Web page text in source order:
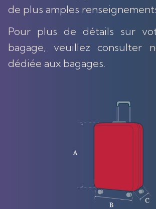
de plus amples
Pour plus de détails sur
bagage, veuillez consulter
dédiée aux bagages.